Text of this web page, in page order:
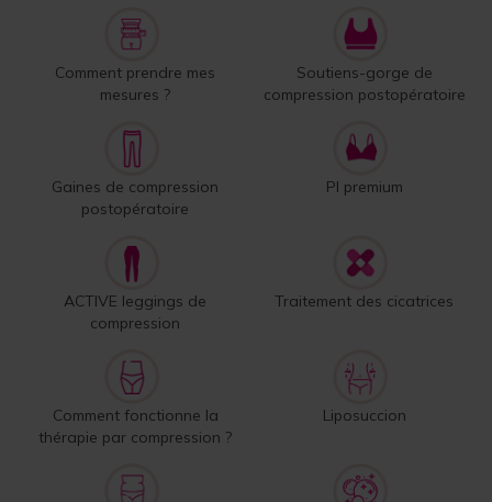
Comment prendre mes
mesures ?
Soutiens-gorge de
compression postopératoire
Gaines de compression
postopératoire
PI premium
ACTIVE leggings de
compression
Traitement des cicatrices
Comment fonctionne la
thérapie par compression ?
Liposuccion